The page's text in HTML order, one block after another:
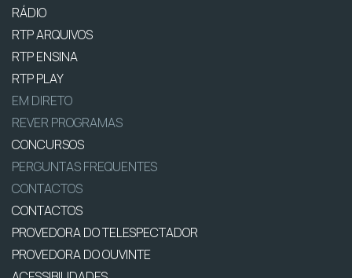
RÁDIO
RTP ARQUIVOS
RTP ENSINA
RTP PLAY
EM DIRETO
REVER PROGRAMAS
CONCURSOS
PERGUNTAS FREQUENTES
CONTACTOS
CONTACTOS
PROVEDORA DO TELESPECTADOR
PROVEDORA DO OUVINTE